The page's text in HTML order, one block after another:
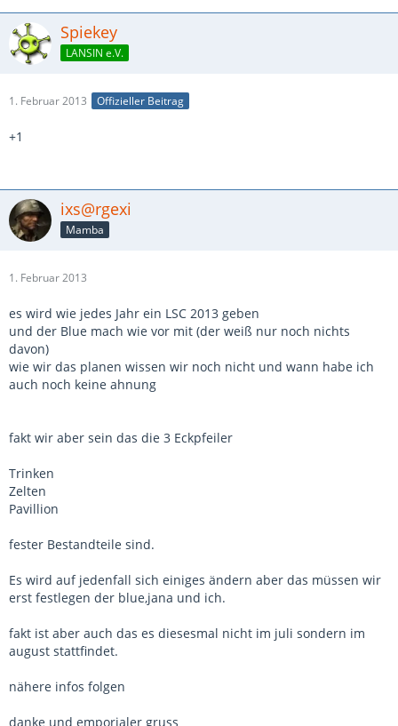
Spiekey
LANSIN e.V.
1. Februar 2013 Offizieller Beitrag
+1
ixs@rgexi
Mamba
1. Februar 2013
es wird wie jedes Jahr ein LSC 2013 geben
und der Blue mach wie vor mit (der weiß nur noch nichts
davon)
wie wir das planen wissen wir noch nicht und wann habe ich
auch noch keine ahnung
fakt wir aber sein das die 3 Eckpfeiler
Trinken
Zelten
Pavillion
fester Bestandteile sind.
Es wird auf jedenfall sich einiges ändern aber das müssen wir
erst festlegen der blue,jana und ich.
fakt ist aber auch das es diesesmal nicht im juli sondern im
august stattfindet.
nähere infos folgen
danke und emporialer gruss